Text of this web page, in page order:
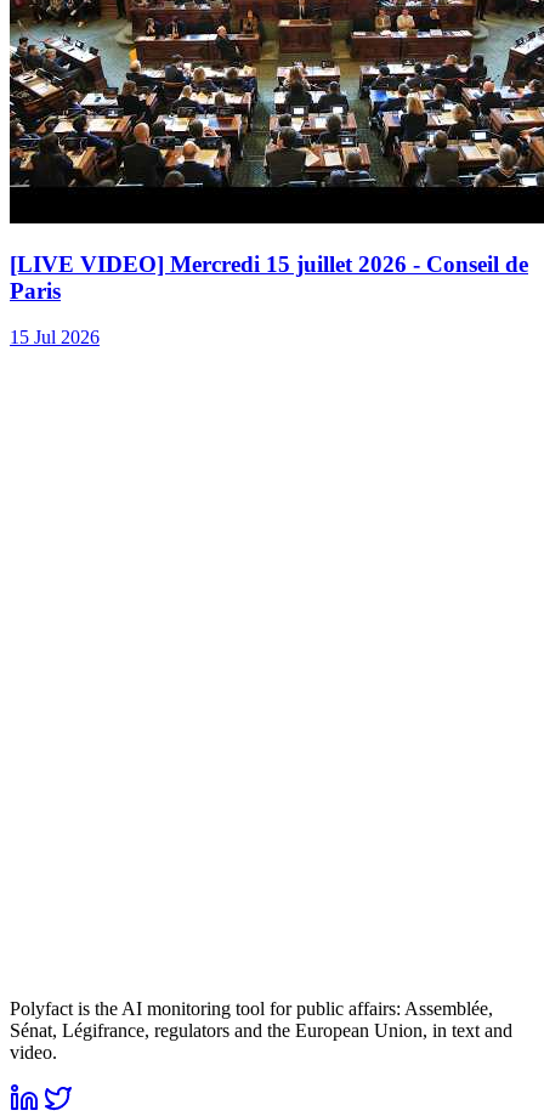
[LIVE VIDEO] Mercredi 15 juillet 2026 - Conseil de
Paris
15 Jul 2026
Polyfact is the AI monitoring tool for public affairs: Assemblée,
Sénat, Légifrance, regulators and the European Union, in text and
video.